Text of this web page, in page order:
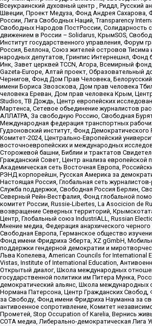
Всеукраинский духовный центр , Риддл, Русский
Швеции, Проект Медуза, Фонд Андрея Сахарова,
России, Лига Свободных Наций, Transparеncy
Свободных Народов ПостРоссии, Солидарность
движением в России – Solidarus, КрымSOS,
Институт государственного управления, Форум
Россия, Беллона, Союз жителей островов Тисима
народных депутатов, Гринпис Интернешнл, Фонд
Инк, Завет церквей TCCN, Агора, Всемирный
Gazeta-Europe, Алтай проект, Образовательный
Чернигов, Фонд Дом Прав Человека,
имени Бориса Звозскова, Дом прав человека
человека Ереван, Дом прав человека Крым,
Studios, ТВ Дождь, Центр европейских
Мартенса, Сетевое объединение журналистов
АЛЛАТРА, За свободную Россию, Свободная
Международная федерация транспортных
Гудзоновский институт, Фонд Демократического
Комитет-2024, Центрально-Европейский
восточноевропейских и международных
Сторожевой башни, Библии и трактатов
Гражданский Совет, Центр анализа европейской
Академическая сеть Восточная Европа,
РЭНД корпорейшн, Русская Америка за
Настоящая Россия, Глобальная сеть
Служба поддержки, Свободная Россия Берлин,
Северный Рейн-Вестфалия, Фонд глобальной
комитет России, Russie-Libertes, La Asocicion de
возвращение Северных территорий,
Центр, Глобальный союз IndustriALL, Russian
Мнение медиа, Федерация анархического черного
Свободная Европа, Германское общество
Фонд имени Фридриха Эберта, XZ gGmbH,
поддержки гендерной демократии и
Льва Копелева, American Councils for International
Vistas, Institute of International Education,
Открытый диалог, Школа международных
государственной политики им Питера Мунка,
демократический альянс, Школа международных
Нормана Патерсона, Центр Гражданских
за Свободу, Фонд имени Фридриха Науманна за
антивоенное сопротивление, Комитет
Прометей, Stop Occupation of Karelia, Вернись
СОТА медиа, Либерально-демократическая Лига